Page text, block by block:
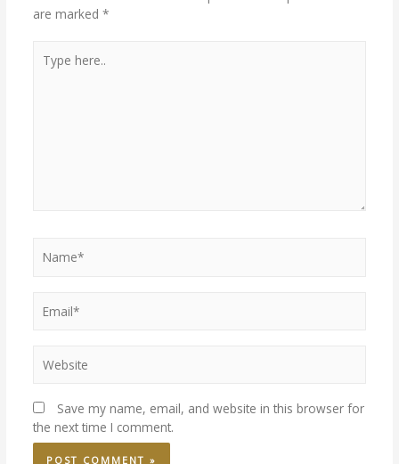
are marked *
Save my name, email, and website in this browser for
the next time I comment.